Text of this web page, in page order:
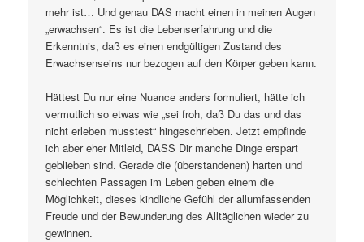
mehr ist… Und genau DAS macht einen in meinen Augen
„erwachsen“. Es ist die Lebenserfahrung und die
Erkenntnis, daß es einen endgültigen Zustand des
Erwachsenseins nur bezogen auf den Körper geben kann.
Hättest Du nur eine Nuance anders formuliert, hätte ich
vermutlich so etwas wie „sei froh, daß Du das und das
nicht erleben musstest“ hingeschrieben. Jetzt empfinde
ich aber eher Mitleid, DASS Dir manche Dinge erspart
geblieben sind. Gerade die (überstandenen) harten und
schlechten Passagen im Leben geben einem die
Möglichkeit, dieses kindliche Gefühl der allumfassenden
Freude und der Bewunderung des Alltäglichen wieder zu
gewinnen.